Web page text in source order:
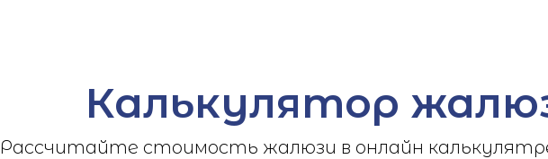
Калькулятор
Рассчитайте стоимость жалюзи в онлайн